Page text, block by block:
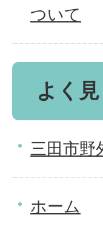
ついて
よく
三田市野
ホーム